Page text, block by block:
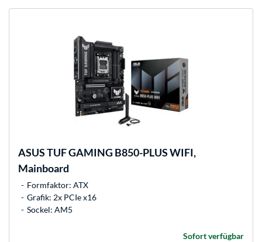
ASUSTUF GAMING B850-PLUS WIFI,
Mainboard
Formfaktor: ATX
Grafik: 2x PCIe x16
Sockel: AM5
Sofort verfügbar